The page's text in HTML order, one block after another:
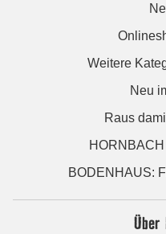
Weitere
Neu
Raus
BODENHAUS:
Über